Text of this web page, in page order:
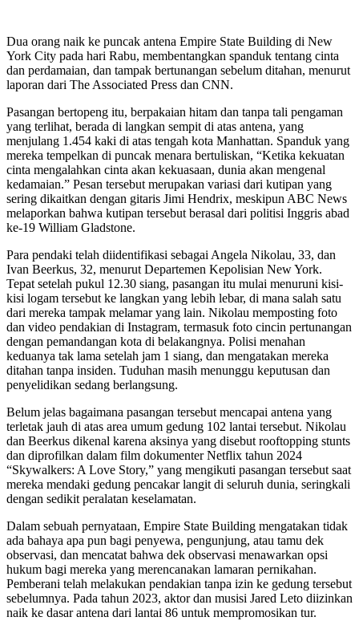
Dua orang naik ke puncak antena Empire State Building di New
York City pada hari Rabu, membentangkan spanduk tentang cinta
dan perdamaian, dan tampak bertunangan sebelum ditahan, menurut
laporan dari The Associated Press dan CNN.
Pasangan bertopeng itu, berpakaian hitam dan tanpa tali pengaman
yang terlihat, berada di langkan sempit di atas antena, yang
menjulang 1.454 kaki di atas tengah kota Manhattan. Spanduk yang
mereka tempelkan di puncak menara bertuliskan, “Ketika kekuatan
cinta mengalahkan cinta akan kekuasaan, dunia akan mengenal
kedamaian.” Pesan tersebut merupakan variasi dari kutipan yang
sering dikaitkan dengan gitaris Jimi Hendrix, meskipun ABC News
melaporkan bahwa kutipan tersebut berasal dari politisi Inggris abad
ke-19 William Gladstone.
Para pendaki telah diidentifikasi sebagai Angela Nikolau, 33, dan
Ivan Beerkus, 32, menurut Departemen Kepolisian New York.
Tepat setelah pukul 12.30 siang, pasangan itu mulai menuruni kisi-
kisi logam tersebut ke langkan yang lebih lebar, di mana salah satu
dari mereka tampak melamar yang lain. Nikolau memposting foto
dan video pendakian di Instagram, termasuk foto cincin pertunangan
dengan pemandangan kota di belakangnya. Polisi menahan
keduanya tak lama setelah jam 1 siang, dan mengatakan mereka
ditahan tanpa insiden. Tuduhan masih menunggu keputusan dan
penyelidikan sedang berlangsung.
Belum jelas bagaimana pasangan tersebut mencapai antena yang
terletak jauh di atas area umum gedung 102 lantai tersebut. Nikolau
dan Beerkus dikenal karena aksinya yang disebut rooftopping stunts
dan diprofilkan dalam film dokumenter Netflix tahun 2024
“Skywalkers: A Love Story,” yang mengikuti pasangan tersebut saat
mereka mendaki gedung pencakar langit di seluruh dunia, seringkali
dengan sedikit peralatan keselamatan.
Dalam sebuah pernyataan, Empire State Building mengatakan tidak
ada bahaya apa pun bagi penyewa, pengunjung, atau tamu dek
observasi, dan mencatat bahwa dek observasi menawarkan opsi
hukum bagi mereka yang merencanakan lamaran pernikahan.
Pemberani telah melakukan pendakian tanpa izin ke gedung tersebut
sebelumnya. Pada tahun 2023, aktor dan musisi Jared Leto diizinkan
naik ke dasar antena dari lantai 86 untuk mempromosikan tur.